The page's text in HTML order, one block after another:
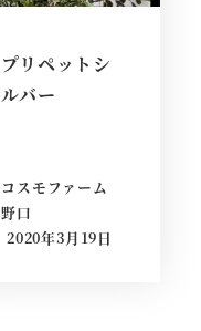
プリペットシ
ルバー
コスモファーム
野口
2020年3月19日